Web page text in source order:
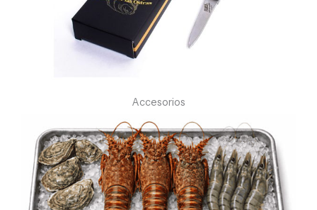
Accesorios